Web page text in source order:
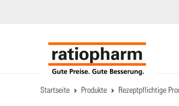
Startseite Produkte Rezeptpflichtige